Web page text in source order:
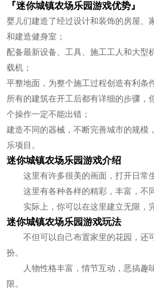
『迷你城镇农场乐园游戏优势』
婴儿们建造了经过设计和装饰的房屋、
和建造健身室；
配备最新设备、工具、施工工人和大型
载机；
平整地面，为整个施工过程创造有利条
所有的建筑在开工后都有详细的步骤，
个操作一定不能出错；
建造不同的器械，不断完善城市的规模
乐项目。
迷你城镇农场乐园游戏介绍
这里有许多很美的画面，打开日常
这里有各种各样的精彩，丰富，不
实际上，你可以在这里建立无限，
迷你城镇农场乐园游戏玩法
不但可以自己布置家里的花园，还
扮。
人物性格丰富，情节互动，恶搞趣
限。